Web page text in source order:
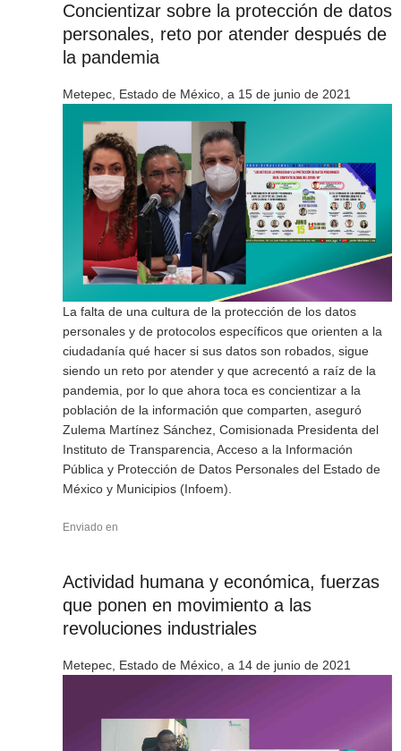
Concientizar sobre la protección de datos
personales, reto por atender después de
la pandemia
Metepec, Estado de México, a 15 de junio de 2021
La falta de una cultura de la protección de los datos
personales y de protocolos específicos que orienten a la
ciudadanía qué hacer si sus datos son robados, sigue
siendo un reto por atender y que acrecentó a raíz de la
pandemia, por lo que ahora toca es concientizar a la
población de la información que comparten, aseguró
Zulema Martínez Sánchez, Comisionada Presidenta del
Instituto de Transparencia, Acceso a la Información
Pública y Protección de Datos Personales del Estado de
México y Municipios (Infoem).
Enviado en
Actividad humana y económica, fuerzas
que ponen en movimiento a las
revoluciones industriales
Metepec, Estado de México, a 14 de junio de 2021